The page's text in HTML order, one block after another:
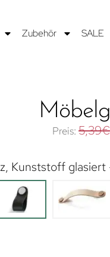
Zubehör SALE
5,39€
Kunststoff glasiert